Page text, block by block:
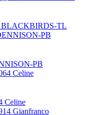
BLACKBIRDS-TL
PB
Celine